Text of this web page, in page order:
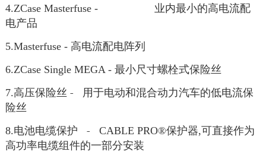
4.ZCase Masterfuse -业内最小的高电流配
电产品
5.Masterfuse - 高电流配电阵列
6.ZCase Single MEGA - 最小尺寸螺栓式保险丝
7.高压保险丝 - 用于电动和混合动力汽车的低电流保
险丝
8.电池电缆保护 - CABLE PRO®保护器,可直接作为
高功率电缆组件的一部分安装